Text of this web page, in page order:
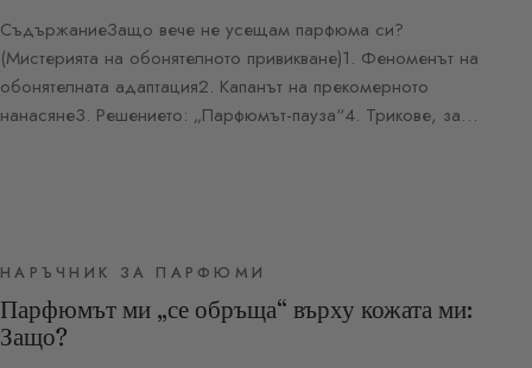
СъдържаниеЗащо вече не усещам парфюма си?
(Мистерията на обонятелното привикване)1. Феноменът на
обонятелната адаптация2. Капанът на прекомерното
нанасяне3. Решението: „Парфюмът-пауза“4. Трикове, за…
НАРЪЧНИК ЗА ПАРФЮМИ
Парфюмът ми „се обръща“ върху кожата ми:
Защо?